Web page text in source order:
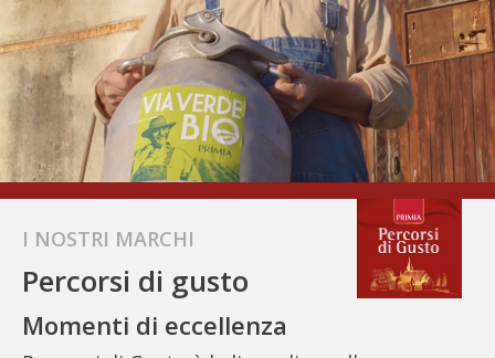
I NOSTRI MARCHI
Percorsi di gusto
Momenti di eccellenza